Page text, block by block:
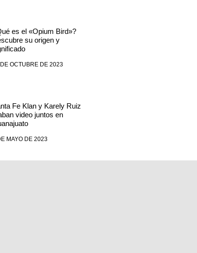
es el «Opium Bird»?
su origen y
OCTUBRE DE 2023
Fe Klan y Karely Ruiz
video juntos en
MAYO DE 2023